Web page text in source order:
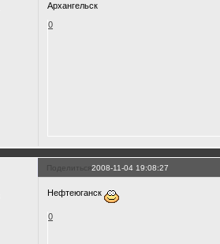
Архангельск
0
Поделиться2008-11-04 19:08:27
Нефтеюганск
0